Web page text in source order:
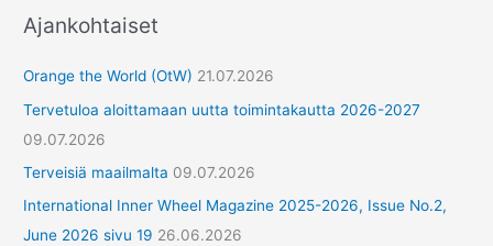
Ajankohtaiset
Orange the World (OtW) 21.07.2026
Tervetuloa aloittamaan uutta toimintakautta 2026-2027
09.07.2026
Terveisiä maailmalta 09.07.2026
International Inner Wheel Magazine 2025-2026, Issue No.2,
June 2026 sivu 19 26.06.2026